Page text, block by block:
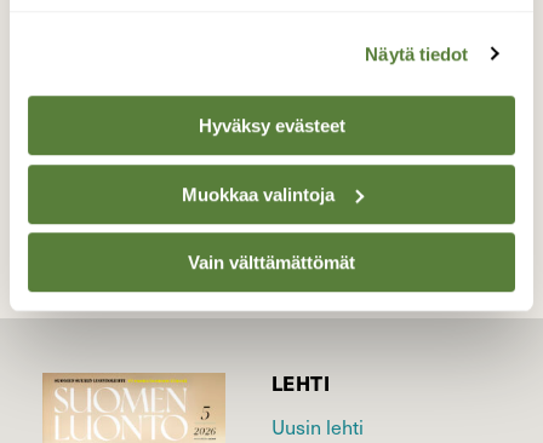
Näytä tiedot
Hyväksy evästeet
Muokkaa valintoja
Vain välttämättömät
Valokuvaaja: Sirpa Jyske, Virrat 16.10-17
TAKAISIN LISTAAN
LEHTI
Uusin lehti